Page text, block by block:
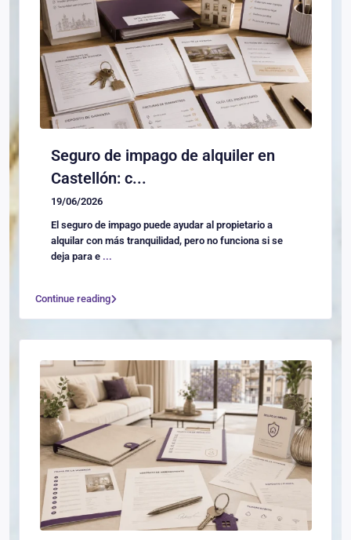
Seguro de impago de alquiler en
Castellón: c...
19/06/2026
El seguro de impago puede ayudar al propietario a
alquilar con más tranquilidad, pero no funciona si se
deja para e ...
Continue reading